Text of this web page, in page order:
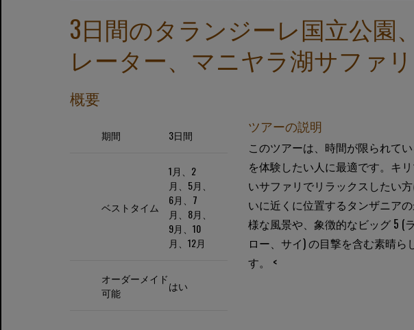
3日間のタランジーレ国立公園
レーター、マニヤラ湖サファリ
概要
期間 3日間
ベストタイム
1月、2
月、5月、
6月、7
月、8月、
9月、10
月、12月
オーダーメイド
可能
はい
ツアーの説明
このツアーは、時間が限られて
を体験したい人に最適です。キ
いサファリでリラックスしたい
いに近くに位置するタンザニア
様な風景や、象徴的なビッグ 5 (
ロー、サイ) の目撃を含む素晴
す。 <